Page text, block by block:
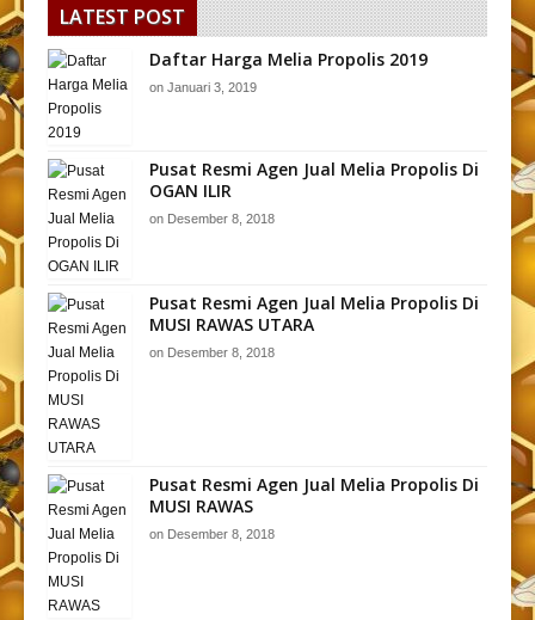
LATEST POST
Daftar Harga Melia Propolis 2019
on Januari 3, 2019
Pusat Resmi Agen Jual Melia Propolis Di
OGAN ILIR
on Desember 8, 2018
Pusat Resmi Agen Jual Melia Propolis Di
MUSI RAWAS UTARA
on Desember 8, 2018
Pusat Resmi Agen Jual Melia Propolis Di
MUSI RAWAS
on Desember 8, 2018